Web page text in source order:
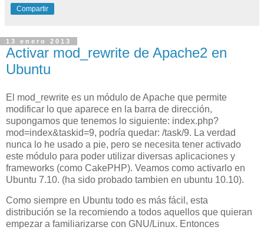
Compartir
13 enero 2013
Activar mod_rewrite de Apache2 en
Ubuntu
El mod_rewrite es un módulo de Apache que permite
modificar lo que aparece en la barra de dirección,
supongamos que tenemos lo siguiente: index.php?
mod=index&taskid=9, podría quedar: /task/9. La verdad
nunca lo he usado a pie, pero se necesita tener activado
este módulo para poder utilizar diversas aplicaciones y
frameworks (como CakePHP). Veamos como activarlo en
Ubuntu 7.10. (ha sido probado tambien en ubuntu 10.10).
Como siempre en Ubuntu todo es más fácil, esta
distribución se la recomiendo a todos aquellos que quieran
empezar a familiarizarse con GNU/Linux. Entonces